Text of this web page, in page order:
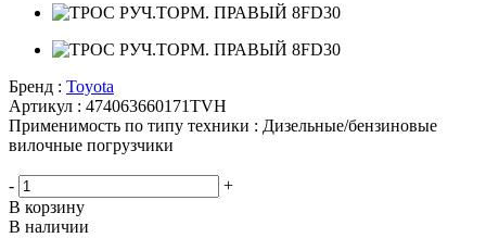
Бренд : Toyota
Артикул : 474063660171TVH
Применимость по типу техники : Дизельные/бензиновые
вилочные погрузчики
-
+
В корзину
В наличии